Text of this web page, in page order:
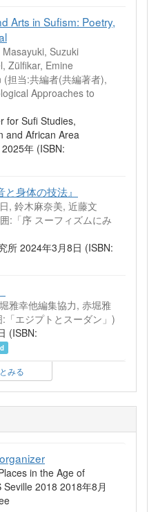
Arts in Sufism: Poetry,
Suzuki
Zülfikar, Emine
担当:共編者(共編著者),
Approaches to
for Sufi Studies,
and African Area
年 (ISBN:
と身体の技法』
, 鈴木麻奈美, 近藤文
:「序 スーフィズムにみ
所 2024年3月8日 (ISBN:
雅幸他編集協力, 赤堀雅
「エジプトとスーダン」)
(ISBN:
みる
in the Age of
2018 2018年8月